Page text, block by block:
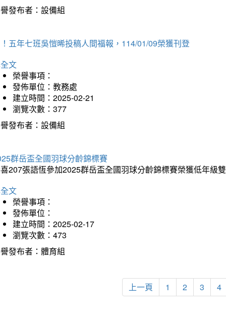
發布者：設備組
五年七班吳愷晞投稿人間福報，114/01/09榮獲刊登
文
榮譽事項：
發佈單位：教務處
建立時間：2025-02-21
瀏覽次數：377
發布者：設備組
群岳盃全國羽球分齡錦標賽
207張語恆參加2025群岳盃全國羽球分齡錦標賽榮獲低年級
文
榮譽事項：
發佈單位：
建立時間：2025-02-17
瀏覽次數：473
發布者：體育組
上一頁 1 2 3 4